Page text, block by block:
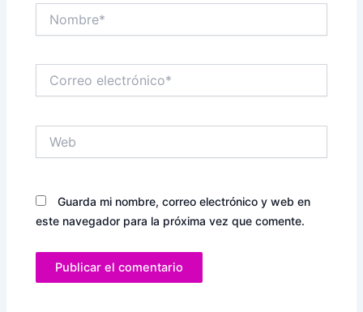
electrónico*
Guarda mi nombre, correo electrónico y web en
este navegador para la próxima vez que comente.